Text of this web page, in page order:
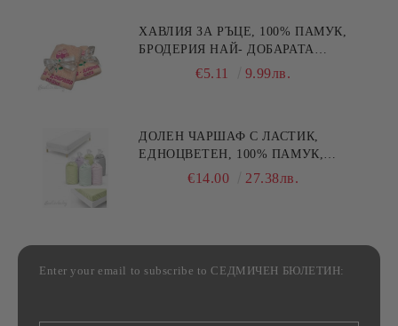
ХАВЛИЯ ЗА РЪЦЕ, 100% ПАМУК,
БРОДЕРИЯ НАЙ- ДОБАРАТА
МАЙКА/БАБА , РАЗМЕР:
€5.11 9.99лв.
ДОЛЕН ЧАРШАФ С ЛАСТИК,
ЕДНОЦВЕТЕН, 100% ПАМУК,
РАЗЛИЧНИ РАЗМЕРИ
€14.00 27.38лв.
Enter your email to subscribe to СЕДМИЧЕН БЮЛЕТИН: